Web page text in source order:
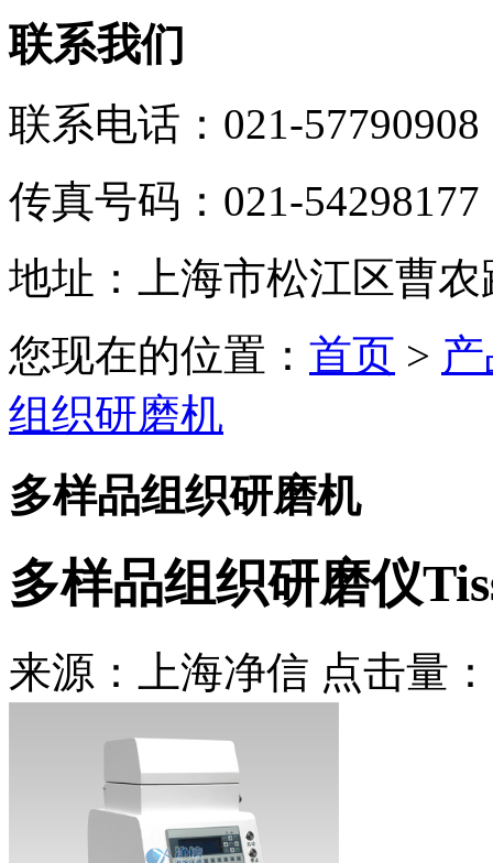
联系我们
联系电话：021-57790908
传真号码：021-54298177
地址：上海市松江区曹农
您现在的位置： 首页 >
组织研磨机
多样品组织研磨机
多样品组织研磨仪
来源：上海净信 点击量：